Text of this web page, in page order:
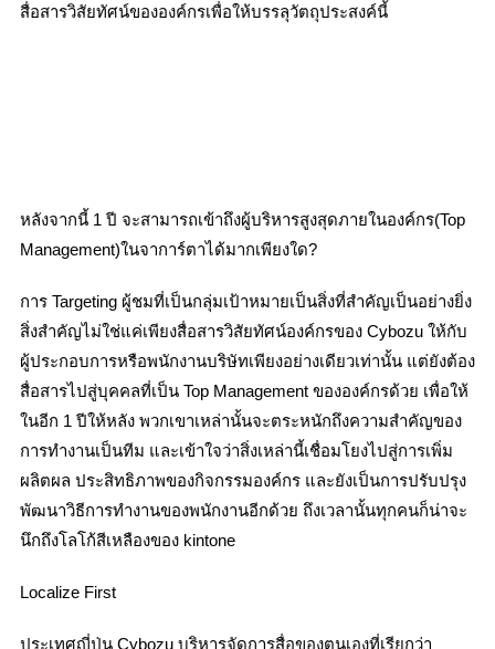
สื่อสารวิสัยทัศน์ขององค์กรเพื่อให้บรรลุวัตถุประสงค์นี้
หลังจากนี้ 1 ปี จะสามารถเข้าถึงผู้บริหารสูงสุดภายในองค์กร(Top
Management)ในจาการ์ตาได้มากเพียงใด?
การ Targeting ผู้ชมที่เป็นกลุ่มเป้าหมายเป็นสิ่งที่สำคัญเป็นอย่างยิ่ง
สิ่งสำคัญไม่ใช่แค่เพียงสื่อสารวิสัยทัศน์องค์กรของ Cybozu ให้กับ
ผู้ประกอบการหรือพนักงานบริษัทเพียงอย่างเดียวเท่านั้น แต่ยังต้อง
สื่อสารไปสู่บุคคลที่เป็น Top Management ขององค์กรด้วย เพื่อให้
ในอีก 1 ปีให้หลัง พวกเขาเหล่านั้นจะตระหนักถึงความสำคัญของ
การทำงานเป็นทีม และเข้าใจว่าสิ่งเหล่านี้เชื่อมโยงไปสู่การเพิ่ม
ผลิตผล ประสิทธิภาพของกิจกรรมองค์กร และยังเป็นการปรับปรุง
พัฒนาวิธีการทำงานของพนักงานอีกด้วย ถึงเวลานั้นทุกคนก็น่าจะ
นึกถึงโลโก้สีเหลืองของ kintone
Localize First
ประเทศญี่ปุ่น Cybozu บริหารจัดการสื่อของตนเองที่เรียกว่า